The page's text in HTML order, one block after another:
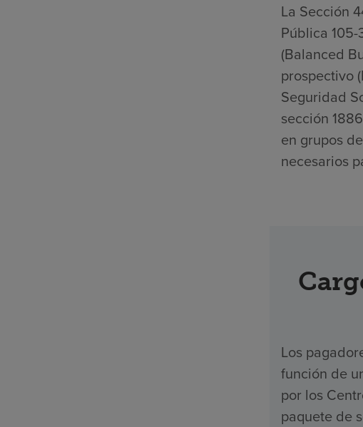
La Sección
Pública
(Balanced
prospectivo
Seguridad
sección
en grupos
necesarios
Los
función de
por los
paquete de